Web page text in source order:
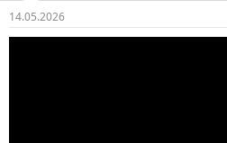
14.05.2026